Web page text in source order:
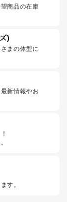
商品の在庫
)
まの体型に
新情報やお
す。